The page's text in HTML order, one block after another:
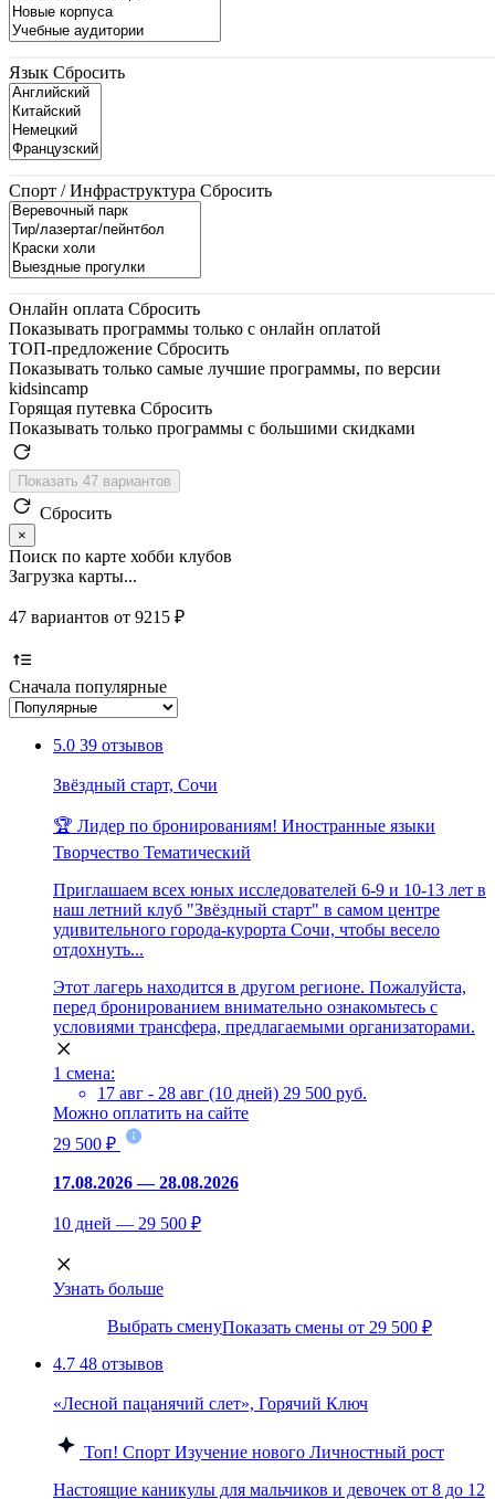
Язык Сбросить
Спорт / Инфраструктура Сбросить
Онлайн оплата Сбросить
Показывать программы только с онлайн оплатой
ТОП-предложение Сбросить
Показывать только самые лучшие программы, по версии
kidsincamp
Горящая путевка Сбросить
Показывать только программы с большими скидками
Показать 47 вариантов
Сбросить
×
Поиск по карте хобби клубов
Загрузка карты...
47 вариантов от 9215 ₽
Сначала популярные
5.0 39 отзывов
Звёздный старт, Сочи
🏆 Лидер по бронированиям! Иностранные языки
Творчество Тематический
Приглашаем всех юных исследователей 6-9 и 10-13 лет в
наш летний клуб "Звёздный старт" в самом центре
удивительного города-курорта Сочи, чтобы весело
отдохнуть...
Этот лагерь находится в другом регионе. Пожалуйста,
перед бронированием внимательно ознакомьтесь с
условиями трансфера, предлагаемыми организаторами.
1 смена:
17 авг - 28 авг (10 дней) 29 500 руб.
Можно оплатить на сайте
29 500 ₽
17.08.2026 — 28.08.2026
10 дней — 29 500 ₽
Узнать больше
Выбрать сменуПоказать смены от 29 500 ₽
4.7 48 отзывов
«Лесной пацанячий слет», Горячий Ключ
Топ! Спорт Изучение нового Личностный рост
Настоящие каникулы для мальчиков и девочек от 8 до 12